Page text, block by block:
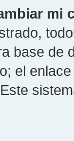
mi
base de
el